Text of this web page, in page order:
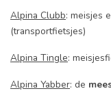
Alpina Clubb: meisjes
(transportfietsjes)
Alpina Tingle:
Alpina Yabber: de